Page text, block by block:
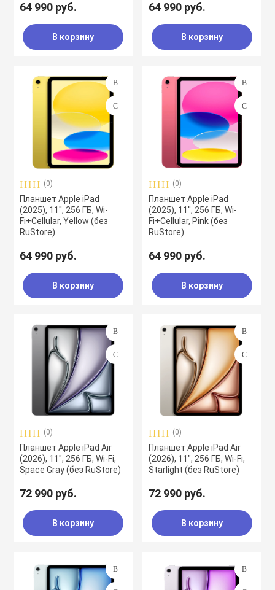
64 990 руб.
В корзину
64 990 руб.
В корзину
(0)
Планшет Apple iPad
(2025), 11'', 256 ГБ, Wi-
Fi+Cellular, Yellow (без
RuStore)
64 990 руб.
В корзину
(0)
Планшет Apple iPad
(2025), 11'', 256 ГБ, Wi-
Fi+Cellular, Pink (без
RuStore)
64 990 руб.
В корзину
(0)
Планшет Apple iPad Air
(2026), 11", 256 ГБ, Wi-Fi,
Space Gray (без RuStore)
72 990 руб.
В корзину
(0)
Планшет Apple iPad Air
(2026), 11", 256 ГБ, Wi-Fi,
Starlight (без RuStore)
72 990 руб.
В корзину